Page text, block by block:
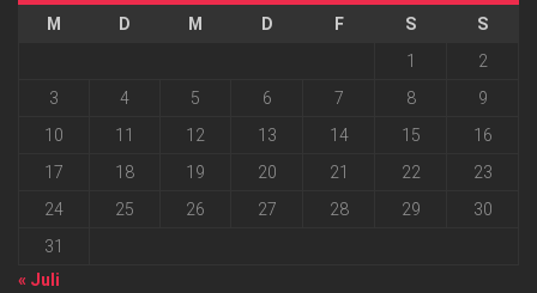
M D M D F S
S
1
2
3
4 5 6 7 8
9
10
11 12 13 14 15
16
17
18 19 20 21 22
23
24
25 26 27 28 29
30
31
« Juli